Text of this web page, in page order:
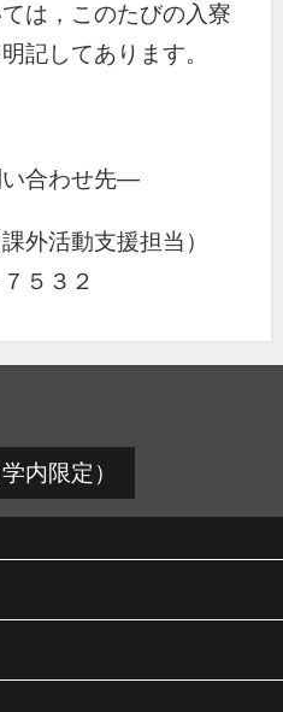
は，このたびの入寮
記してあります。
合わせ先―
外活動支援担当）
５３２
内限定）